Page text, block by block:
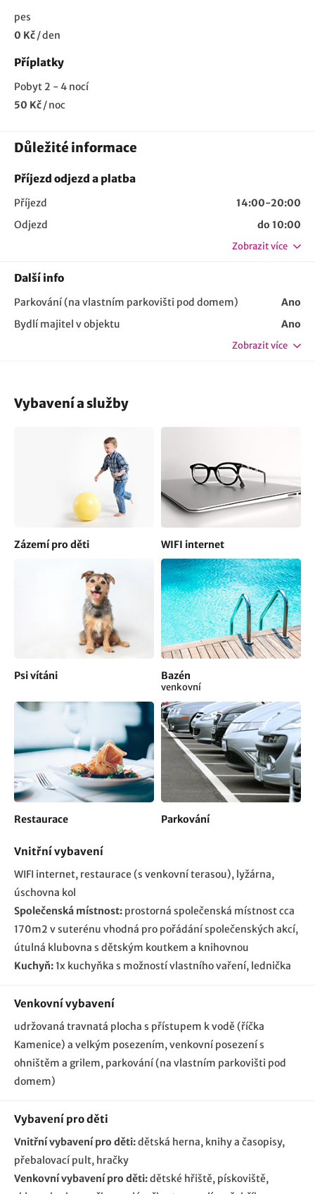
pes
0 Kč/den
Příplatky
Pobyt 2 - 4 nocí
50 Kč/noc
Důležité informace
Příjezd odjezd a platba
Příjezd
14:00-20:00
Odjezd
do 10:00
Zobrazit více
Další info
Parkování (na vlastním parkovišti pod domem)
Ano
Bydlí majitel v objektu
Ano
Zobrazit více
Vybavení a služby
Zázemí pro děti WIFI internet
Psi vítáni Bazén
venkovní
Restaurace Parkování
Vnitřní vybavení
WIFI internet restaurace (s venkovní terasou) lyžárna,
úschovna kol
Společenská místnost: prostorná společenská místnost cca
170m2 v suterénu vhodná pro pořádání společenských akcí
útulná klubovna s dětským koutkem a knihovnou
Kuchyň: 1x kuchyňka s možností vlastního vaření, lednička
Vybavení pro děti
Vnitřní vybavení pro děti:dětská herna knihy a časopisy
přebalovací pult hračky
Venkovní vybavení pro děti:dětské hřiště pískoviště
Venkovní vybavení
udržovaná travnatá plocha s přístupem k vodě (říčka
Kamenice) a velkým posezením venkovní posezení s
ohništěm a grilem parkování (na vlastním parkovišti pod
domem)